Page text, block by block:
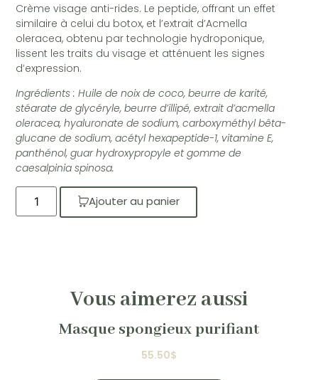
Crème visage anti-rides. Le peptide, offrant un effet
similaire à celui du botox, et l’extrait d’Acmella
oleracea, obtenu par technologie hydroponique,
lissent les traits du visage et atténuent les signes
d’expression.
Ingrédients : Huile de noix de coco, beurre de karité,
stéarate de glycéryle, beurre d’illipé, extrait d’acmella
oleracea, hyaluronate de sodium, carboxyméthyl bêta-
glucane de sodium, acétyl hexapeptide-1, vitamine E,
panthénol, guar hydroxypropyle et gomme de
caesalpinia spinosa.
Ajouter au panier
Vous aimerez aussi
Masque spongieux purifiant
55.50$